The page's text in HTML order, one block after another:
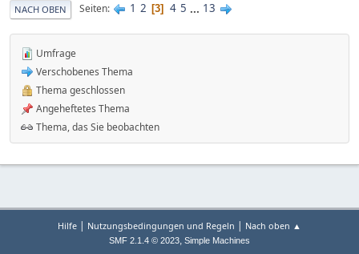
NACH OBEN Seiten 1 2 3 4 5 ... 13
Umfrage
Verschobenes Thema
Thema geschlossen
Angeheftetes Thema
Thema, das Sie beobachten
Hilfe | Nutzungsbedingungen und Regeln | Nach oben ▲
SMF 2.1.4 © 2023, Simple Machines